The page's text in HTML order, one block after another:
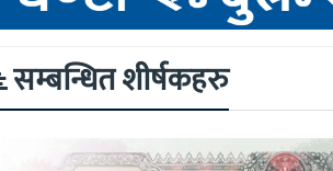
सम्बन्धित शीर्षकहरु